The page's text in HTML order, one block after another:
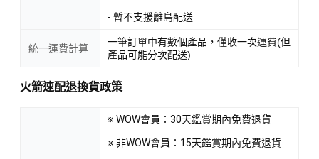
- 暫不支援離島配送
統一運費計算
一筆訂單中有數個產品，僅收一次運費(但
產品可能分次配送)
火箭速配退換貨政策
※ WOW會員：30天鑑賞期內免費退貨
※ 非WOW會員：15天鑑賞期內免費退貨